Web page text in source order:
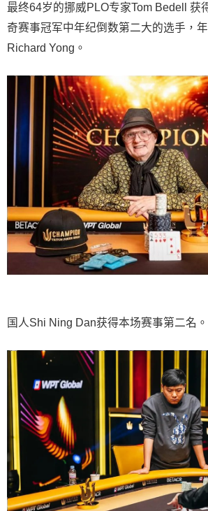
最终64岁的挪威PLO专家Tom Bedell 获
奇赛事冠军中年纪倒数第二大的选手，
Richard Yong。
国人Shi Ning Dan获得本场赛事第二名。